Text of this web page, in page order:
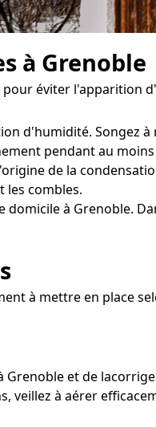
à Grenoble
éviter l'apparition
d'humidité. Songez à
pendant au
de la
les combles.
à Grenoble.
à mettre en place
et de
veillez à aérer